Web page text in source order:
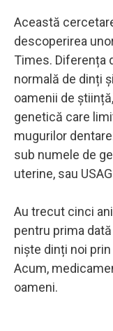
Această
descoperirea
Times. Diferența
normală de dinți
oamenii de
genetică care
mugurilor
sub numele de
uterine, sau
Au trecut cinci
pentru prima
niște dinți noi
Acum,
oameni.